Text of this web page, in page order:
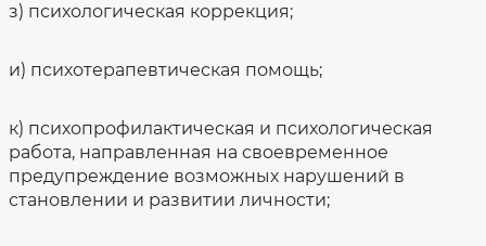
з) психологическая коррекция;
и) психотерапевтическая помощь;
к) психопрофилактическая и психологическая
работа, направленная на своевременное
предупреждение возможных нарушений в
становлении и развитии личности;